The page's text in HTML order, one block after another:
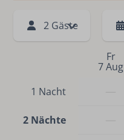
2 Gäste
Fr
7 Aug
1 Nacht
2 Nächte